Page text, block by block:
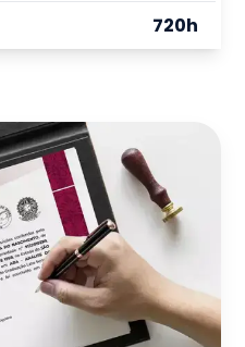
720h